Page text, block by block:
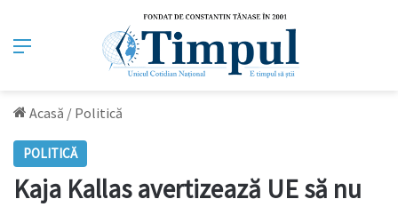
Meniu
Acasă / Politică
POLITICĂ
Kaja Kallas avertizează UE să nu